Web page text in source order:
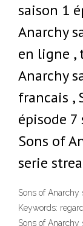
saison 1
Anarchy
en ligne ,
Anarchy
francais ,
épisode
Sons of
serie
Sons of Anarchy
Keywords:
Sons of Anarchy